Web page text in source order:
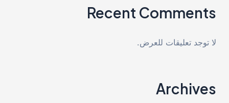
Recent Comments
لا توجد تعليقات للعرض.
Archives